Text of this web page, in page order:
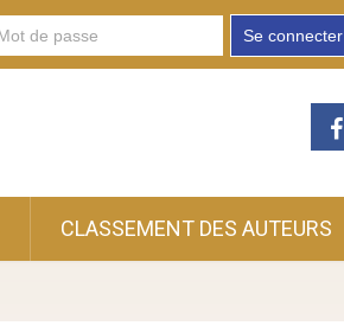
Se connecter
CLASSEMENT DES AUTEURS